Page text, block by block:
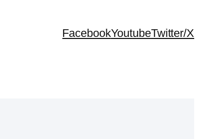
FacebookYoutubeTwitter/X